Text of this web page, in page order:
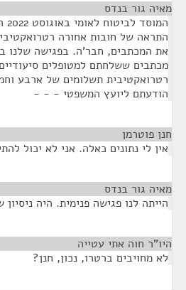
מאיה גור בנדס
התראה של חובות אחורה
את המכתבים, חבר'ה. בפגישה שלנו
מכתבים ששלחתם למטופלים
רטרואקטיבית תשלומים של ארבע
הודעתם ליועץ המשפטי - - -
חנן פוטרמן
אין לי נתונים כאלה. אני לא יכול
מאיה גור בנדס
הייתה לנו פגישה פנימית. היה ניסיון
היו"ר חוה אתי עטייה
לא מחויבים ברטרו, נכון, חנן?